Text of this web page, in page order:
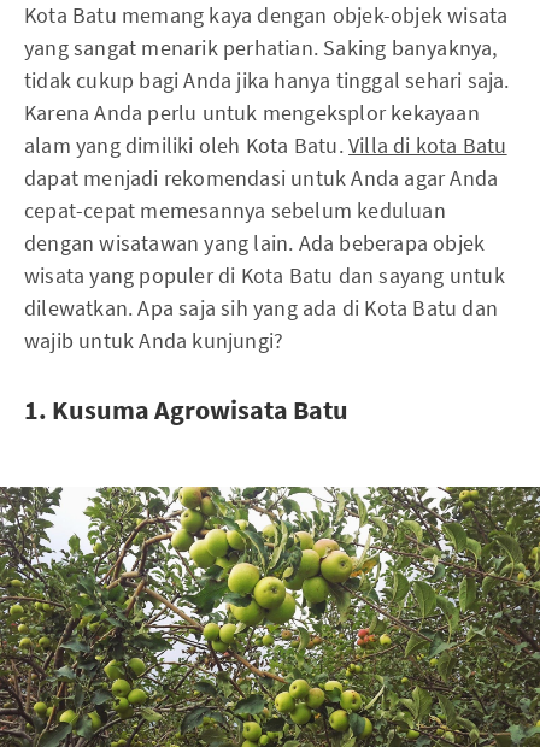
Kota Batu memang kaya dengan objek-objek wisata
yang sangat menarik perhatian. Saking banyaknya,
tidak cukup bagi Anda jika hanya tinggal sehari saja.
Karena Anda perlu untuk mengeksplor kekayaan
alam yang dimiliki oleh Kota Batu.Villa di kota Batu
dapat menjadi rekomendasi untuk Anda agar Anda
cepat-cepat memesannya sebelum keduluan
dengan wisatawan yang lain. Ada beberapa objek
wisata yang populer di Kota Batu dan sayang untuk
dilewatkan. Apa saja sih yang ada di Kota Batu dan
wajib untuk Anda kunjungi?
1. Kusuma Agrowisata Batu